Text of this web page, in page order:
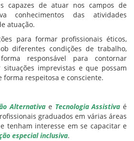
capazes de atuar nos campos de
conhecimentos das atividades
atuação.
para formar profissionais éticos,
diferentes condições de trabalho,
responsável para contornar
imprevistas e que possam
respeitosa e consciente.
Alternativa e Tecnologia Assistiva é
graduados em várias áreas
tenham interesse em se capacitar e
especial inclusiva.